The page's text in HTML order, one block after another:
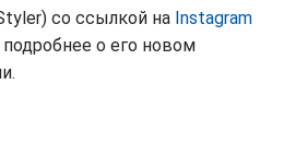
со ссылкой на Instagram
о его новом